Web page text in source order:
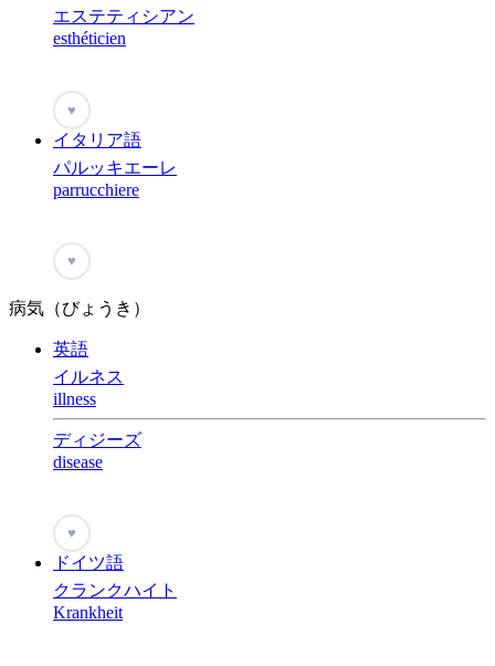
エステティシアン
esthéticien
♥
イタリア語
パルッキエーレ
parrucchiere
♥
病気（びょうき）
英語
イルネス
illness
ディジーズ
disease
♥
ドイツ語
クランクハイト
Krankheit